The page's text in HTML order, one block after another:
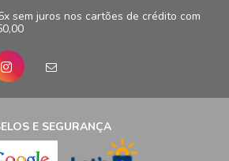
sem juros nos cartões de crédito com
E SEGURANÇA